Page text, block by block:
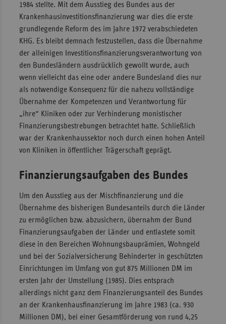
1984 stellte. Mit dem Ausstieg des Bundes aus der
Krankenhausinvestitionsfinanzierung war dies die erste
grundlegende Reform des im Jahre 1972 verabschiedeten
KHG. Es bleibt demnach festzustellen, dass die Übernahme
der alleinigen Investitionsfinanzierungsverantwortung von
den Bundesländern ausdrücklich gewollt wurde, auch
wenn vielleicht das eine oder andere Bundesland dies nur
als notwendige Konsequenz für die nahezu vollständige
Übernahme der Kompetenzen und Verantwortung für
„ihre“ Kliniken oder zur Verhinderung monistischer
Finanzierungsbestrebungen betrachtet hatte. Schließlich
war der Krankenhaussektor noch durch einen hohen Anteil
von Kliniken in öffentlicher Trägerschaft geprägt.
Finanzierungsaufgaben des Bundes
Um den Ausstieg aus der Mischfinanzierung und die
Übernahme des bisherigen Bundesanteils durch die Länder
zu ermöglichen bzw. abzusichern, übernahm der Bund
Finanzierungsaufgaben der Länder und entlastete somit
diese in den Bereichen Wohnungsbauprämien, Wohngeld
und bei der Sozialversicherung Behinderter in geschützten
Einrichtungen im Umfang von gut 875 Millionen DM im
ersten Jahr der Umstellung (1985). Dies entsprach
allerdings nicht ganz dem Finanzierungsanteil des Bundes
an der Krankenhausfinanzierung im Jahre 1983 (ca. 930
Millionen DM), bei einer Gesamtförderung von rund 4,25